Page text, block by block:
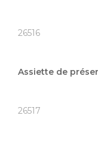
26516
Assiette de
26517